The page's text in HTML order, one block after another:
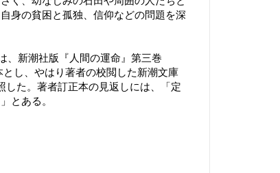
身の貧困と孤独、信仰などの問題を深
新潮社版『人間の運命』第三巻
し、やはり著者の校閲した新潮文庫
した。著者訂正本の見返しには、「定
ある。